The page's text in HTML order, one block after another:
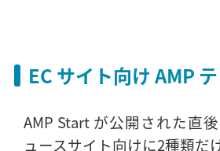
EC サイト向け AMP
AMP Start が公開された直
ュースサイト向けに2種類だ